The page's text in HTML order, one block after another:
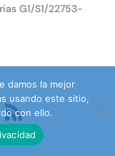
G1/S1/22753-
damos la mejor
usando este sitio,
con ello.